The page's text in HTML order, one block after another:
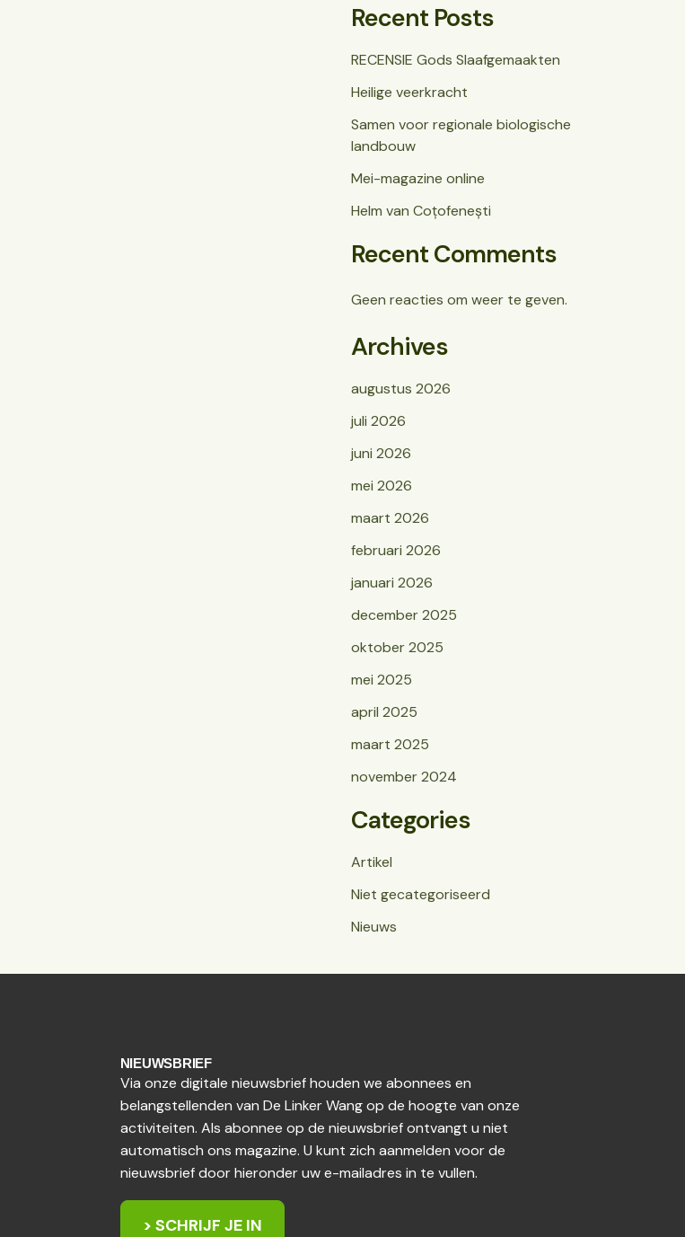
Recent Posts
RECENSIE Gods Slaafgemaakten
Heilige veerkracht
Samen voor regionale biologische
landbouw
Mei-magazine online
Helm van Coțofenești
Recent Comments
Geen reacties om weer te geven.
Archives
augustus 2026
juli 2026
juni 2026
mei 2026
maart 2026
februari 2026
januari 2026
december 2025
oktober 2025
mei 2025
april 2025
maart 2025
november 2024
Categories
Artikel
Niet gecategoriseerd
Nieuws
NIEUWSBRIEF
Via onze digitale nieuwsbrief houden we abonnees en
belangstellenden van De Linker Wang op de hoogte van onze
activiteiten. Als abonnee op de nieuwsbrief ontvangt u niet
automatisch ons magazine. U kunt zich aanmelden voor de
nieuwsbrief door hieronder uw e-mailadres in te vullen.
> SCHRIJF JE IN